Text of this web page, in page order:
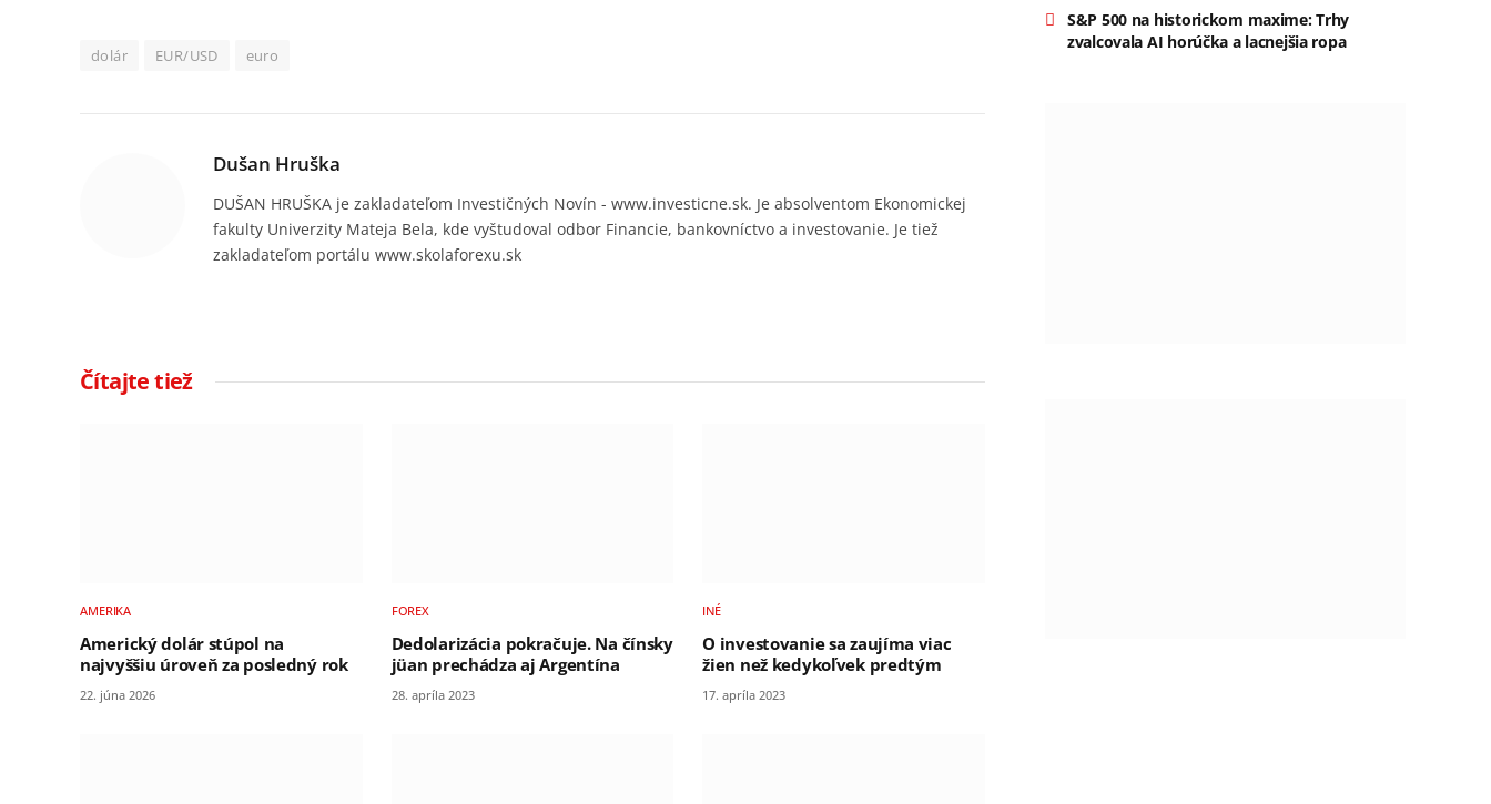
dolár EUR/USD euro
Dušan Hruška
DUŠAN HRUŠKA je zakladateľom Investičných Novín - www.investicne.sk. Je absolventom Ekonomickej
fakulty Univerzity Mateja Bela, kde vyštudoval odbor Financie, bankovníctvo a investovanie. Je tiež
zakladateľom portálu www.skolaforexu.sk
Čítajte tiež
AMERIKA
Americký dolár stúpol na
najvyššiu úroveň za posledný rok
22. júna 2026
FOREX
Dedolarizácia pokračuje. Na čínsky
jüan prechádza aj Argentína
28. apríla 2023
INÉ
O investovanie sa zaujíma viac
žien než kedykoľvek predtým
17. apríla 2023
S&P 500 na historickom maxime: Trhy
zvalcovala AI horúčka a lacnejšia ropa